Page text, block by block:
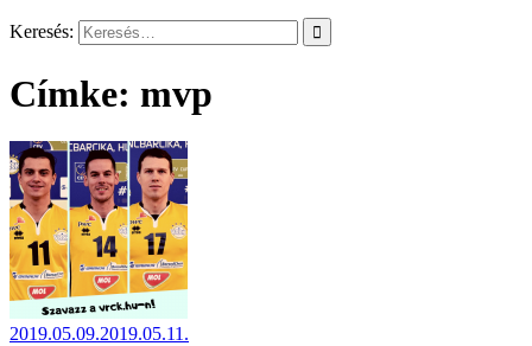
Keresés:
Címke: mvp
2019.05.09.2019.05.11.